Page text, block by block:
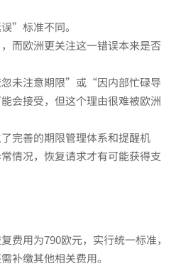
”标准不同。
而欧洲更关注这一错误本来是否
未注意期限”或“因内部忙碌导
会接受，但这个理由很难被欧洲
完善的期限管理体系和提醒机
情况，恢复请求才有可能获得支
费用为790欧元，实行统一标准，
补缴其他相关费用。